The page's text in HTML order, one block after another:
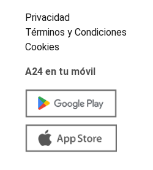
Privacidad
Términos y Condiciones
Cookies
A24 en tu móvil